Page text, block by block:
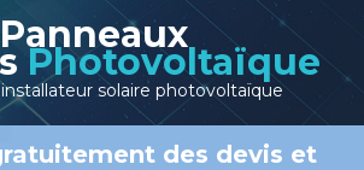
Panneaux
Photovoltaïque
solaire photovoltaïque
des devis et